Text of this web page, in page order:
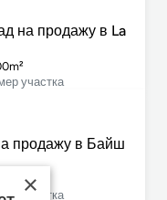
на продажу в La
участка
продажу в Байш
участка
×